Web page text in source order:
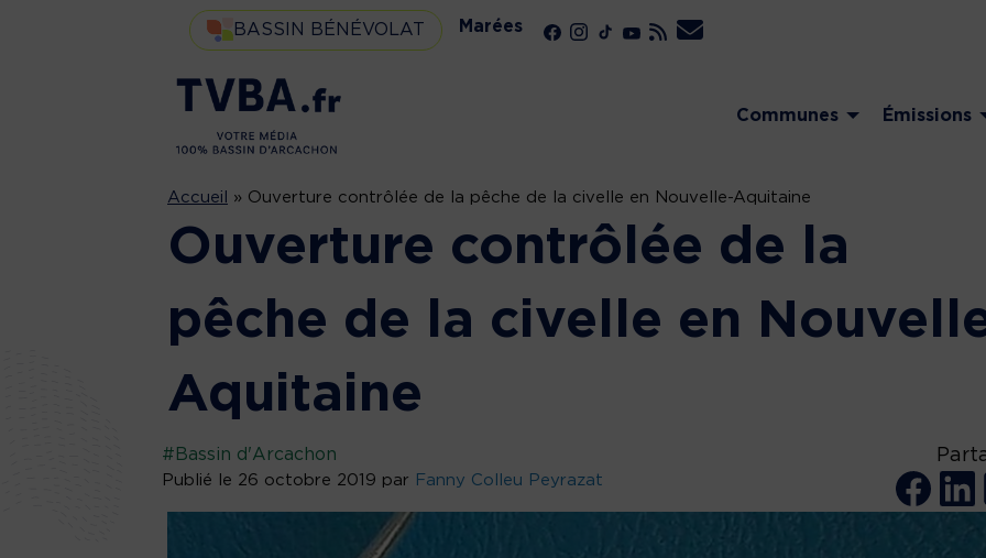
BASSIN BÉNÉVOLAT Marées
Communes Émissions
Accueil » Ouverture contrôlée de la pêche de la civelle en Nouvelle-Aquitaine
Ouverture contrôlée de la
pêche de la civelle en
Aquitaine
#Bassin d'Arcachon
Publié le 26 octobre 2019 par Fanny Colleu Peyrazat